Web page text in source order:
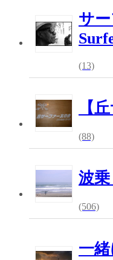
サ
(13)
【
(88)
波乗
(506)
一